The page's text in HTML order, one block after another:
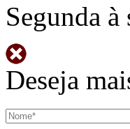
Segunda
Deseja